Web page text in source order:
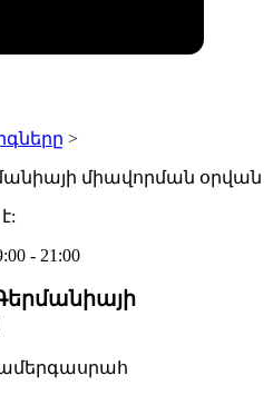
>
միավորման օրվան
- 21:00